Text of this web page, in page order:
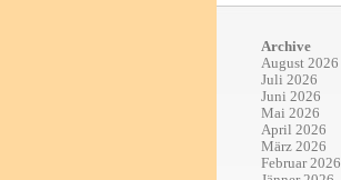
Archive
August 2026
Juli 2026
Juni 2026
Mai 2026
April 2026
März 2026
Februar 2026